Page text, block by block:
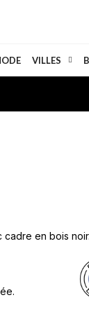
VILLES
cadre en bois noir.